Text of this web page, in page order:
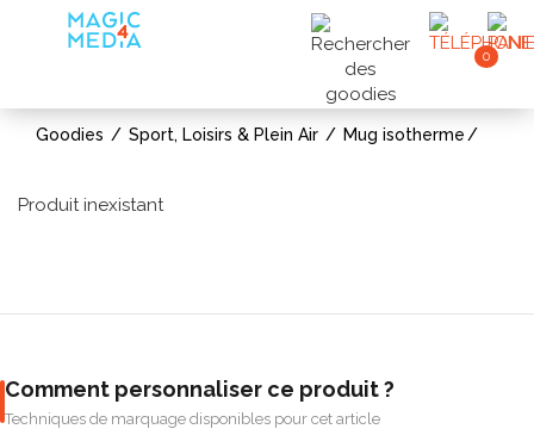
0
Goodies Sport, Loisirs & Plein Air Mug isotherme
Produit inexistant
Comment personnaliser ce produit ?
Techniques de marquage disponibles pour cet article